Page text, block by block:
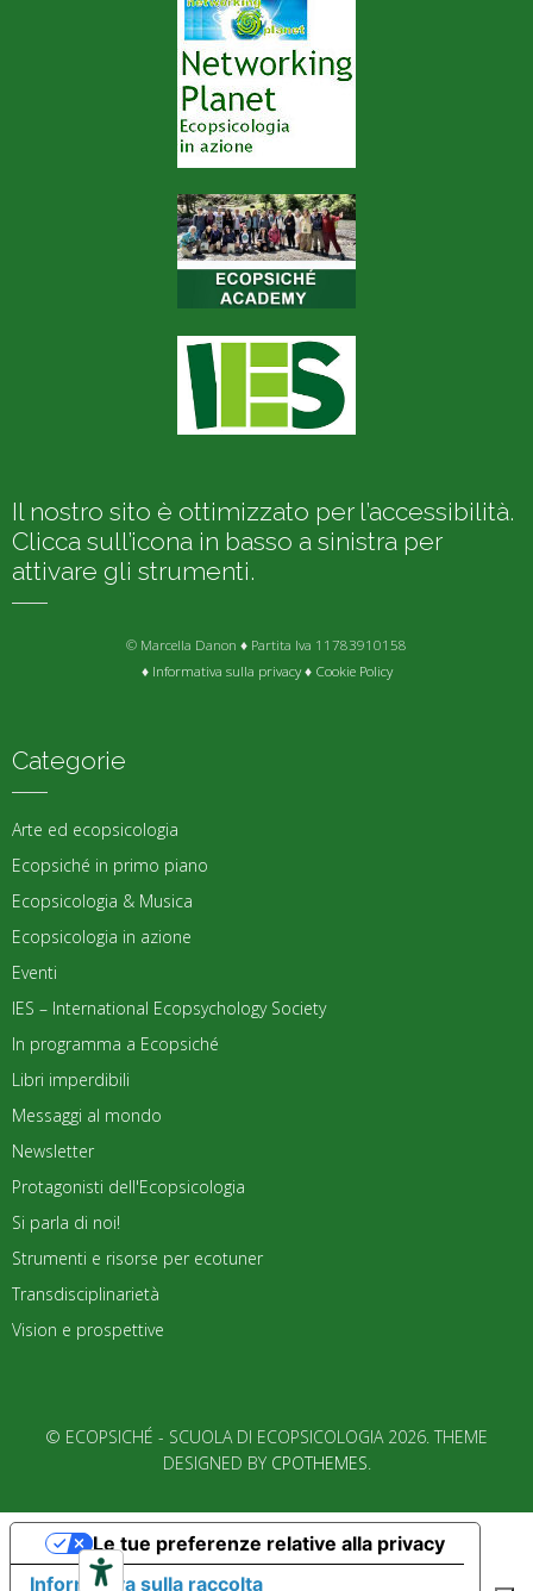
Il nostro sito è ottimizzato per l’accessibilità.
Clicca sull’icona in basso a sinistra per
attivare gli strumenti.
© Marcella Danon ♦ Partita Iva 11783910158
♦ Informativa sulla privacy♦ Cookie Policy
Categorie
Arte ed ecopsicologia
Ecopsiché in primo piano
Ecopsicologia & Musica
Ecopsicologia in azione
Eventi
IES – International Ecopsychology Society
In programma a Ecopsiché
Libri imperdibili
Messaggi al mondo
Newsletter
Protagonisti dell'Ecopsicologia
Si parla di noi!
Strumenti e risorse per ecotuner
Transdisciplinarietà
Vision e prospettive
© ECOPSICHÉ - SCUOLA DI ECOPSICOLOGIA 2026. THEME
DESIGNED BY CPOTHEMES.
Informativa sulla raccolta
Le tue preferenze relative alla privacy